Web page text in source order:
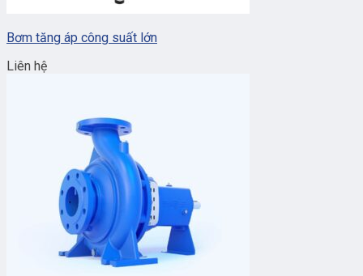
Bơm tăng áp công suất lớn
Liên hệ